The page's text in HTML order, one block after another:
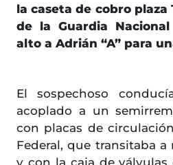
la caseta de cobro
de la Guardia
alto a Adrián “A” para
El sospechoso
acoplado a un
con placas de
Federal, que transitaba